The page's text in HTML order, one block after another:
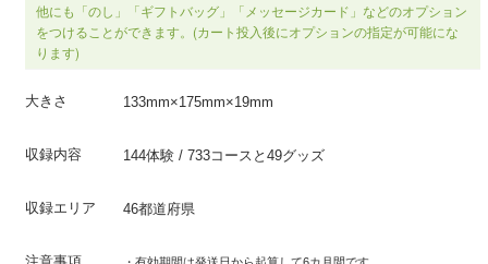
他にも「のし」「ギフトバッグ」「メッセージカード」などのオプション
をつけることができます。(カート投入後にオプションの指定が可能にな
ります)
大きさ 133mm×175mm×19mm
収録内容 144体験 / 733コースと49グッズ
収録エリア 46都道府県